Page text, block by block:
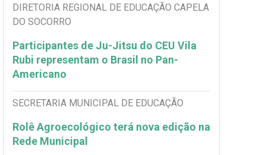
DIRETORIA REGIONAL DE EDUCAÇÃO CAPELA
DO SOCORRO
Participantes de Ju-Jitsu do CEU Vila
Rubi representam o Brasil no Pan-
Americano
SECRETARIA MUNICIPAL DE EDUCAÇÃO
Rolê Agroecológico terá nova edição na
Rede Municipal